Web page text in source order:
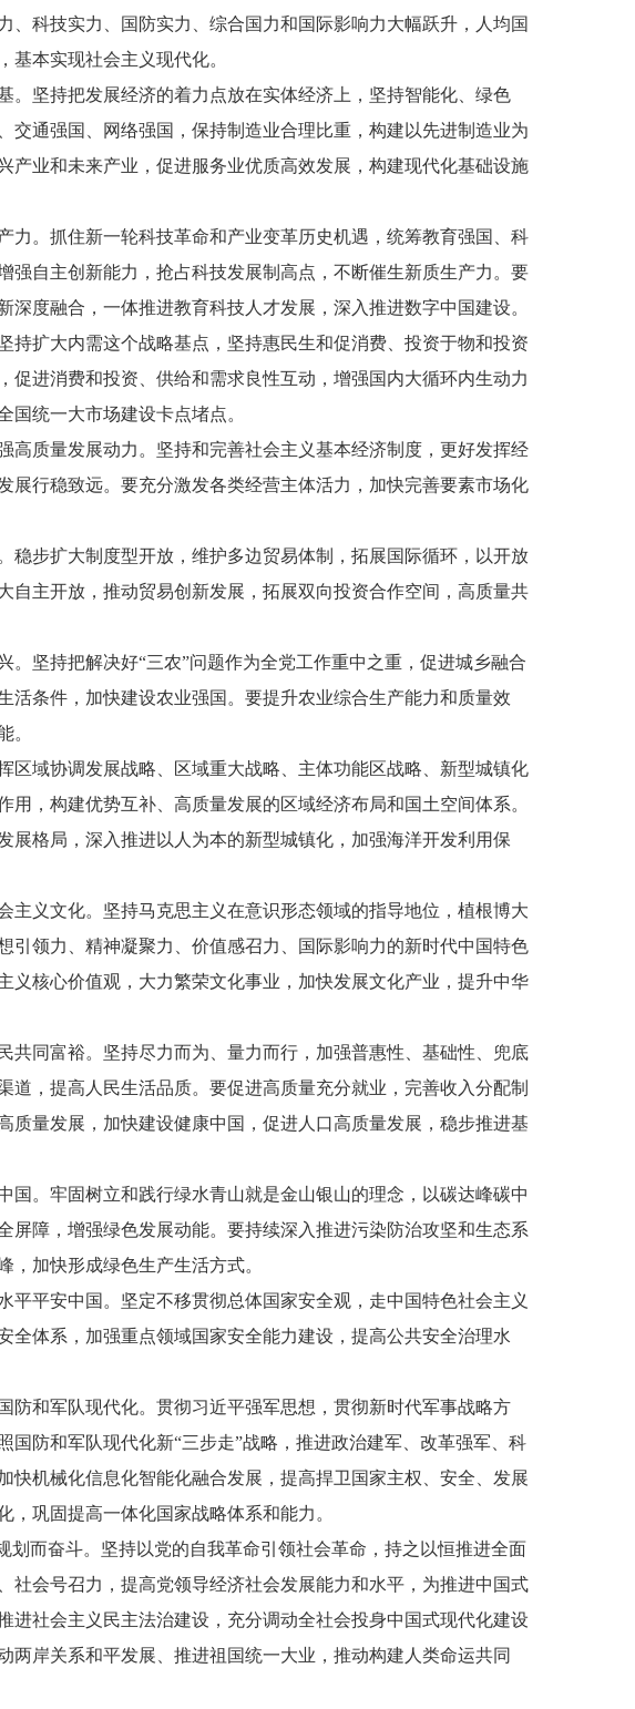
科技实力、国防实力、综合国力和国际影响力大幅跃升，人均国
基本实现社会主义现代化。
。坚持把发展经济的着力点放在实体经济上，坚持智能化、绿色
通强国、网络强国，保持制造业合理比重，构建以先进制造业为
业和未来产业，促进服务业优质高效发展，构建现代化基础设施
力。抓住新一轮科技革命和产业变革历史机遇，统筹教育强国、科
自主创新能力，抢占科技发展制高点，不断催生新质生产力。要
度融合，一体推进教育科技人才发展，深入推进数字中国建设。
持扩大内需这个战略基点，坚持惠民生和促消费、投资于物和投资
进消费和投资、供给和需求良性互动，增强国内大循环内生动力
统一大市场建设卡点堵点。
高质量发展动力。坚持和完善社会主义基本经济制度，更好发挥经
行稳致远。要充分激发各类经营主体活力，加快完善要素市场化
稳步扩大制度型开放，维护多边贸易体制，拓展国际循环，以开放
主开放，推动贸易创新发展，拓展双向投资合作空间，高质量共
坚持把解决好“三农”问题作为全党工作重中之重，促进城乡融合
条件，加快建设农业强国。要提升农业综合生产能力和质量效
。
区域协调发展战略、区域重大战略、主体功能区战略、新型城镇化
，构建优势互补、高质量发展的区域经济布局和国土空间体系。
格局，深入推进以人为本的新型城镇化，加强海洋开发利用保
主义文化。坚持马克思主义在意识形态领域的指导地位，植根博大
领力、精神凝聚力、价值感召力、国际影响力的新时代中国特色
核心价值观，大力繁荣文化事业，加快发展文化产业，提升中华
共同富裕。坚持尽力而为、量力而行，加强普惠性、基础性、兜底
，提高人民生活品质。要促进高质量充分就业，完善收入分配制
质量发展，加快建设健康中国，促进人口高质量发展，稳步推进基
。牢固树立和践行绿水青山就是金山银山的理念，以碳达峰碳中
障，增强绿色发展动能。要持续深入推进污染防治攻坚和生态系
加快形成绿色生产生活方式。
平安中国。坚定不移贯彻总体国家安全观，走中国特色社会主义
体系，加强重点领域国家安全能力建设，提高公共安全治理水
防和军队现代化。贯彻习近平强军思想，贯彻新时代军事战略方
防和军队现代化新“三步走”战略，推进政治建军、改革强军、科
机械化信息化智能化融合发展，提高捍卫国家主权、安全、发展
巩固提高一体化国家战略体系和能力。
划而奋斗。坚持以党的自我革命引领社会革命，持之以恒推进全面
社会号召力，提高党领导经济社会发展能力和水平，为推进中国式
社会主义民主法治建设，充分调动全社会投身中国式现代化建设
岸关系和平发展、推进祖国统一大业，推动构建人类命运共同